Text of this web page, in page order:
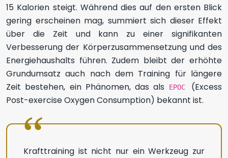
15 Kalorien steigt. Während dies auf den ersten Blick
gering erscheinen mag, summiert sich dieser Effekt
über die Zeit und kann zu einer signifikanten
Verbesserung der Körperzusammensetzung und des
Energiehaushalts führen. Zudem bleibt der erhöhte
Grundumsatz auch nach dem Training für längere
Zeit bestehen, ein Phänomen, das als
EPOC (Excess
Post-exercise Oxygen Consumption) bekannt ist.
Krafttraining ist nicht nur ein Werkzeug zur